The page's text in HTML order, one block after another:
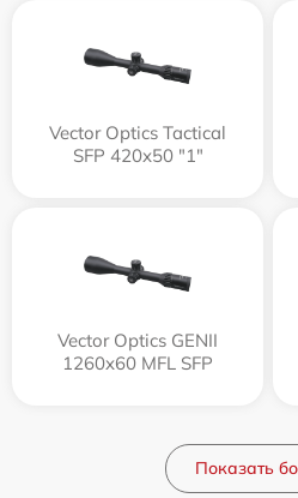
Vector Optics Tactical
SFP 420x50 "1"
Vector Optics GENII
1260x60 MFL SFP
Показать